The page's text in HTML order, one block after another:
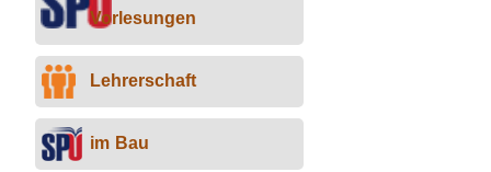
Vorlesungen
Lehrerschaft
im Bau